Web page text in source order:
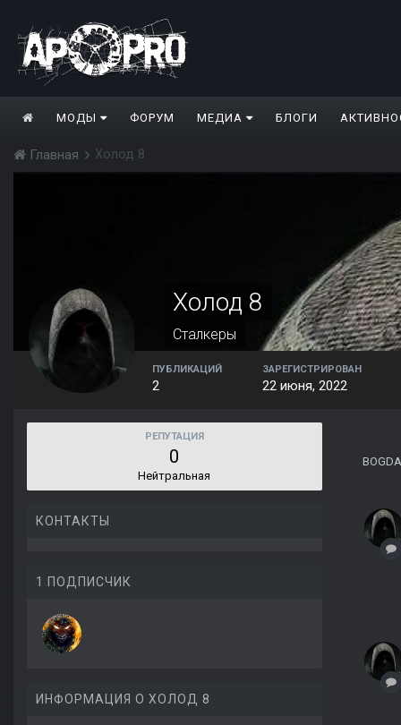
МОДЫ ФОРУМ МЕДИА БЛОГИ
Главная Холод 8
Холод 8
Сталкеры
ПУБЛИКАЦИЙ
2
ЗАРЕГИСТРИРОВАН
22 июня, 2022
РЕПУТАЦИЯ
0
Нейтральная
КОНТАКТЫ
1 ПОДПИСЧИК
ИНФОРМАЦИЯ О ХОЛОД 8